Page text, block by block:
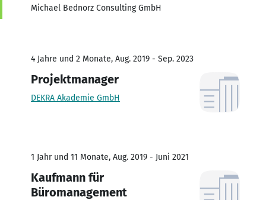
Michael Bednorz Consulting GmbH
4 Jahre und 2 Monate, Aug. 2019 - Sep. 2023
Projektmanager
DEKRA Akademie GmbH
1 Jahr und 11 Monate, Aug. 2019 - Juni 2021
Kaufmann für
Büromanagement